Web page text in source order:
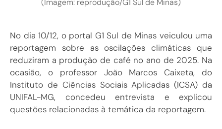
(Imagem: reprodução/G1 Sul de Minas)
No dia 10/12, o portal G1 Sul de Minas veiculou uma
reportagem sobre as oscilações climáticas que
reduziram a produção de café no ano de 2025. Na
ocasião, o professor João Marcos Caixeta, do
Instituto de Ciências Sociais Aplicadas (ICSA) da
UNIFAL-MG, concedeu entrevista e explicou
questões relacionadas à temática da reportagem.